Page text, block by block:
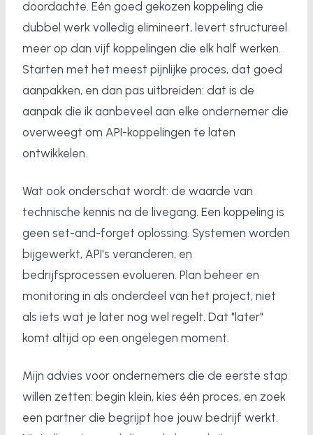
doordachte. Eén goed gekozen koppeling die
dubbel werk volledig elimineert, levert structureel
meer op dan vijf koppelingen die elk half werken.
Starten met het meest pijnlijke proces, dat goed
aanpakken, en dan pas uitbreiden: dat is de
aanpak die ik aanbeveel aan elke ondernemer die
overweegt om API-koppelingen te laten
ontwikkelen.
Wat ook onderschat wordt: de waarde van
technische kennis na de livegang. Een koppeling is
geen set-and-forget oplossing. Systemen worden
bijgewerkt, API's veranderen, en
bedrijfsprocessen evolueren. Plan beheer en
monitoring in als onderdeel van het project, niet
als iets wat je later nog wel regelt. Dat "later"
komt altijd op een ongelegen moment.
Mijn advies voor ondernemers die de eerste stap
willen zetten: begin klein, kies één proces, en zoek
een partner die begrijpt hoe jouw bedrijf werkt.